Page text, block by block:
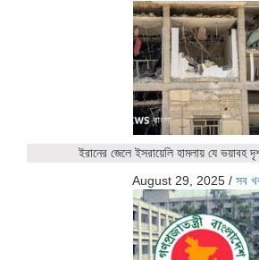
ইরানের জেলে ইসরায়েলি হামলায় যে ভয়াবহ
August 29, 2025 / সব